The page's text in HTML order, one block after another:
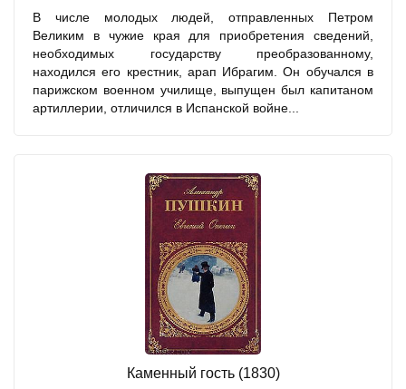
В числе молодых людей, отправленных Петром
Великим в чужие края для приобретения сведений,
необходимых государству преобразованному,
находился его крестник, арап Ибрагим. Он обучался в
парижском военном училище, выпущен был капитаном
артиллерии, отличился в Испанской войне...
Каменный гость (1830)